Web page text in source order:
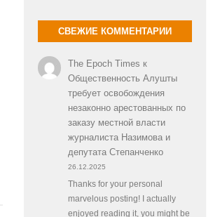
СВЕЖИЕ КОММЕНТАРИИ
The Epoch Times к
Общественность Алушты
требует освобождения
незаконно арестованных по
заказу местной власти
журналиста Назимова и
депутата Степанченко
26.12.2025
Thanks for your personal
marvelous posting! I actually
enjoyed reading it, you might be